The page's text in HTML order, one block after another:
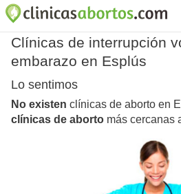
Clínicas de interrupción
embarazo en Esplús
Lo sentimos
No existen clínicas de aborto en
clínicas de aborto más cercanas